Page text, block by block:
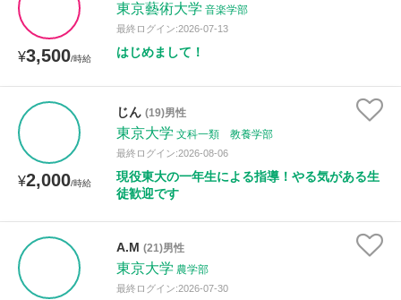
¥3,500/時給
東京藝術大学 音楽学部
最終ログイン:2026-07-13
はじめまして！
¥2,000/時給
じん (19)男性
東京大学 文科一類 教養学部
最終ログイン:2026-08-06
現役東大の一年生による指導！やる気がある生
徒歓迎です
A.M (21)男性
東京大学 農学部
最終ログイン:2026-07-30